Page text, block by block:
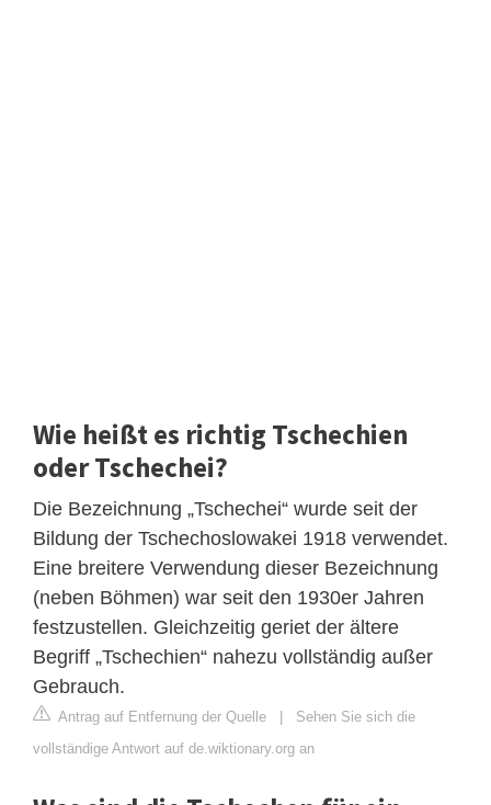
Wie heißt es richtig Tschechien
oder Tschechei?
Die Bezeichnung „Tschechei“ wurde seit der
Bildung der Tschechoslowakei 1918 verwendet.
Eine breitere Verwendung dieser Bezeichnung
(neben Böhmen) war seit den 1930er Jahren
festzustellen. Gleichzeitig geriet der ältere
Begriff „Tschechien“ nahezu vollständig außer
Gebrauch.
Antrag auf Entfernung der Quelle | Sehen Sie sich die
vollständige Antwort auf de.wiktionary.org an